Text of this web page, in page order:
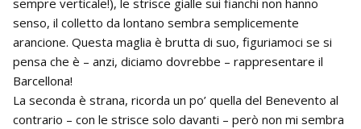
senso, il colletto da lontano sembra semplicemente
arancione. Questa maglia è brutta di suo, figuriamoci se si
pensa che è – anzi, diciamo dovrebbe – rappresentare il
Barcellona!
La seconda è strana, ricorda un po’ quella del Benevento al
contrario – con le strisce solo davanti – però non mi sembra